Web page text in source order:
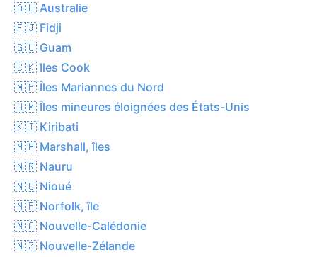
🇦🇺 Australie
🇫🇯 Fidji
🇬🇺 Guam
🇨🇰 Iles Cook
🇲🇵 Îles Mariannes du Nord
🇺🇲 Îles mineures éloignées des États-Unis
🇰🇮 Kiribati
🇲🇭 Marshall, îles
🇳🇷 Nauru
🇳🇺 Nioué
🇳🇫 Norfolk, île
🇳🇨 Nouvelle-Calédonie
🇳🇿 Nouvelle-Zélande